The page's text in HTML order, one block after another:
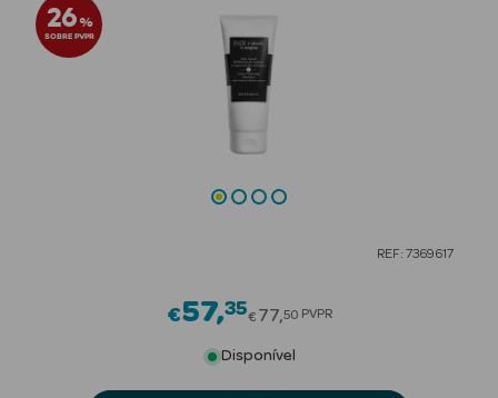
Beauty Season
Cosmética
Beauty Season
26%
SOBRE PVPR
REF: 7369617
€57 35Price reduced from
€ 77 50 PVPR
Disponível